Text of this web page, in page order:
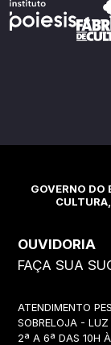
GOVERNO DO
OUVIDORIA
FAÇA SUA
ATENDIMENTO
SOBRELOJA -
2ª A 6ª DAS 10H